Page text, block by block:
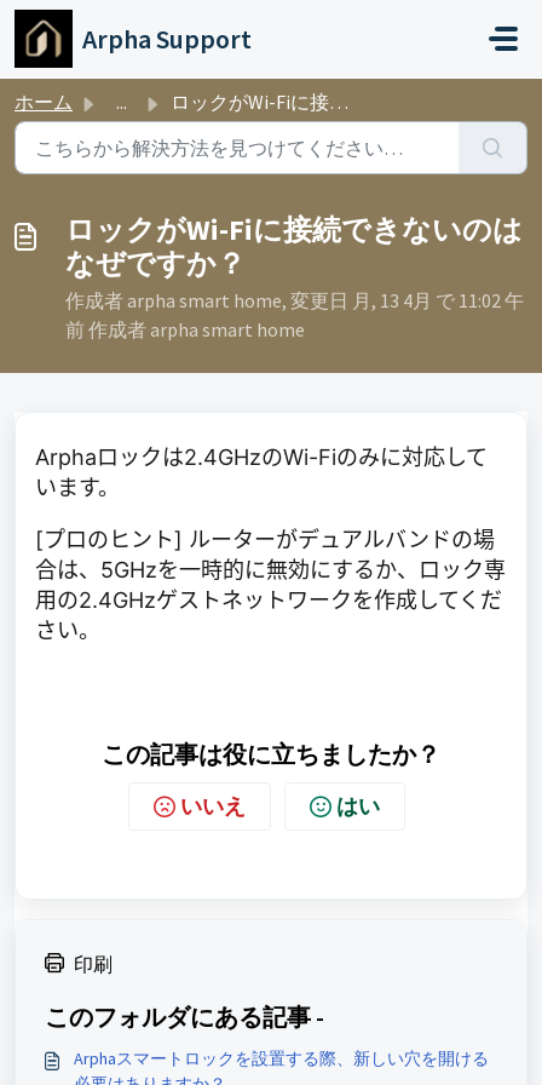
メインコンテンツに移動
Arpha Support
ホーム ... ロックがWi-Fiに接続できないのはなぜですか？
ロックがWi-Fiに接続できないのは
なぜですか？
作成者 arpha smart home, 変更日 月, 13 4月 で 11:02 午
前 作成者 arpha smart home
Arphaロックは2.4GHzのWi-Fiのみに対応して
います。
[プロのヒント] ルーターがデュアルバンドの場
合は、5GHzを一時的に無効にするか、ロック専
用の2.4GHzゲストネットワークを作成してくだ
さい。
この記事は役に立ちましたか？
いいえ はい
印刷
このフォルダにある記事 -
Arphaスマートロックを設置する際、新しい穴を開ける